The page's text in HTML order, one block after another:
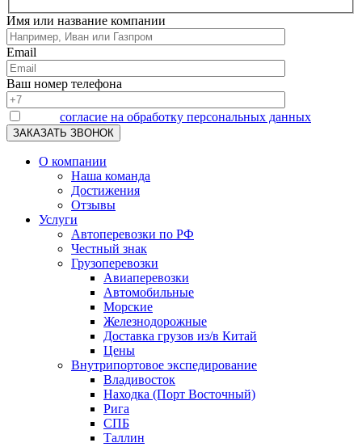
Имя или название компании
Email
Ваш номер телефона
согласие на обработку персональных данных
О компании
Наша команда
Достижения
Отзывы
Услуги
Автоперевозки по РФ
Честный знак
Грузоперевозки
Авиаперевозки
Автомобильные
Морские
Железнодорожные
Доставка грузов из/в Китай
Цены
Внутрипортовое экспедирование
Владивосток
Находка (Порт Восточный)
Рига
СПБ
Таллин